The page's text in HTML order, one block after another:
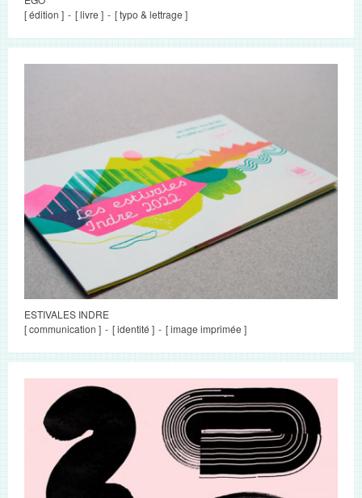
[ édition ]
[ livre ] [ typo & lettrage ]
ESTIVALES INDRE
[ communication ]
[ identité ] [ image imprimée ]